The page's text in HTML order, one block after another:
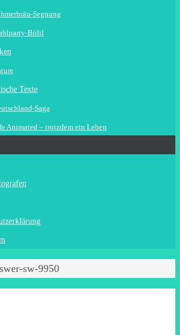
Segnung
Böltl
Texte
Saga
Animated – trotzdem ein Leben
sw-9950